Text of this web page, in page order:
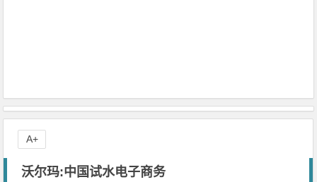
沃尔玛:中国试水电子商务
A+